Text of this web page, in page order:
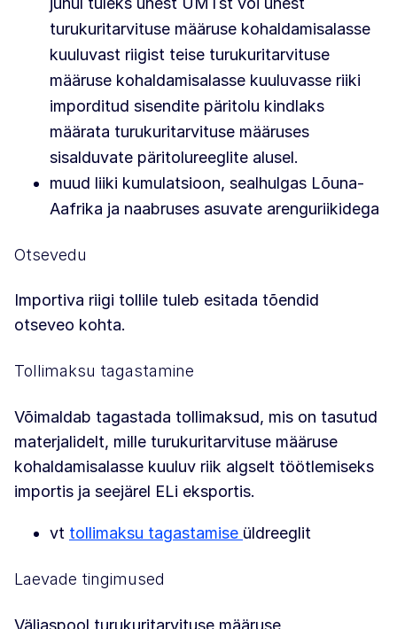
turukuritarvituse määruse kohaldamisalasse
kuuluvast riigist teise turukuritarvituse
määruse kohaldamisalasse kuuluvasse riiki
imporditud sisendite päritolu kindlaks
määrata turukuritarvituse määruses
sisalduvate päritolureeglite alusel.
muud liiki kumulatsioon, sealhulgas Lõuna-
Aafrika ja naabruses asuvate arenguriikidega
Otsevedu
Importiva riigi tollile tuleb esitada tõendid
otseveo kohta.
Tollimaksu tagastamine
Võimaldab tagastada tollimaksud, mis on tasutud
materjalidelt, mille turukuritarvituse määruse
kohaldamisalasse kuuluv riik algselt töötlemiseks
importis ja seejärel ELi eksportis.
vt tollimaksu tagastamise üldreeglit
Laevade tingimused
Väljaspool turukuritarvituse määruse